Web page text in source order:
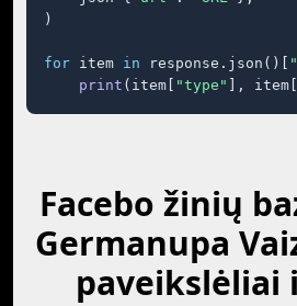
)
for item in response.json()[
print (item[ "type" ], item[
Facebo žinių
Germanupa
paveikslėliai